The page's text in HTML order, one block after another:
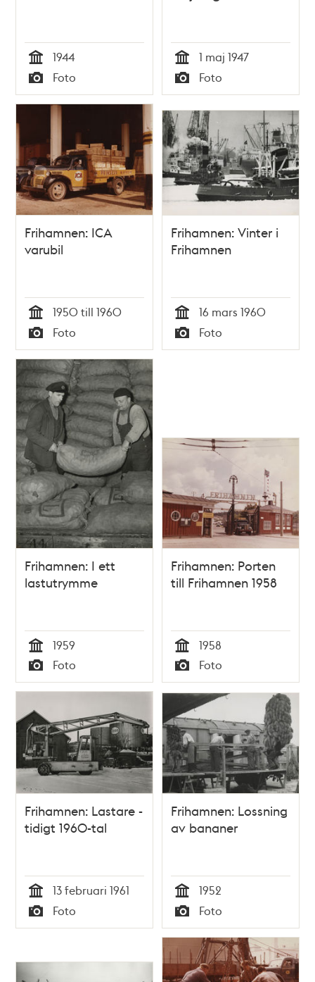
Tid
1944
Typ
Foto Tid
1 maj 1947
Typ
Foto
Frihamnen: ICA
varubil
Tid
1950 till 1960
Typ
Foto
Frihamnen: Vinter i
Frihamnen
Tid
16 mars 1960
Typ
Foto
Frihamnen: I ett
lastutrymme
Tid
1959
Typ
Foto
Frihamnen: Porten
till Frihamnen 1958
Tid
1958
Typ
Foto
Frihamnen: Lastare -
tidigt 1960-tal
Tid
13 februari 1961
Typ
Foto
Frihamnen: Lossning
av bananer
Tid
1952
Typ
Foto